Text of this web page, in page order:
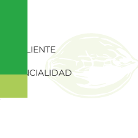
CLIENTE